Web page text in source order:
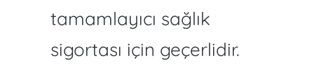
tamamlayıcı sağlık
sigortası için geçerlidir.